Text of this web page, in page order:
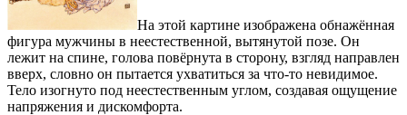
На этой картине изображена обнажённая
фигура мужчины в неестественной, вытянутой позе. Он
лежит на спине, голова повёрнута в сторону, взгляд направлен
вверх, словно он пытается ухватиться за что-то невидимое.
Тело изогнуто под неестественным углом, создавая ощущение
напряжения и дискомфорта.